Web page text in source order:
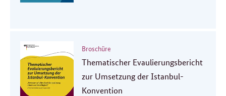
Broschüre
Thematischer Evaulierungsbericht
zur Umsetzung der Istanbul-
Konvention